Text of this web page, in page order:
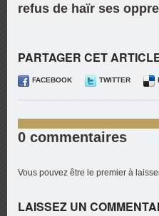
refus de haïr ses
PARTAGER CET
FACEBOOK TWITTER
0 commentaires
Vous pouvez être le premier à
LAISSEZ UN